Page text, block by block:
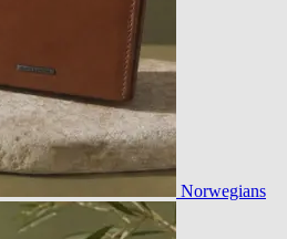
Norwegians